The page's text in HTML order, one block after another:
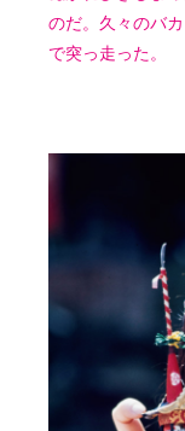
のだ。久々のバ
で突っ走った。